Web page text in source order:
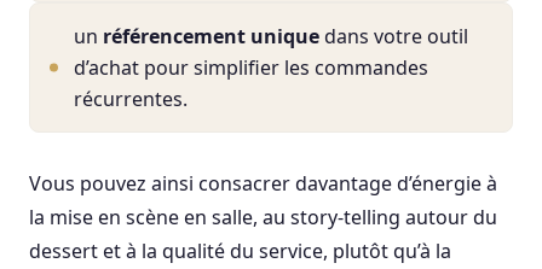
un référencement uniquedans votre outil
d’achat pour simplifier les commandes
récurrentes.
Vous pouvez ainsi consacrer davantage d’énergie à
la mise en scène en salle, au story-telling autour du
dessert et à la qualité du service, plutôt qu’à la